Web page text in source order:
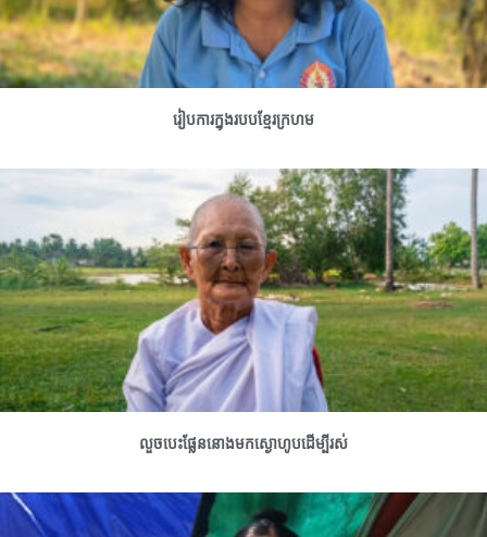
រៀបការក្នុងរបបខ្មែរក្រហម
លួចបេះផ្លែននោងមកស្ងោហូបដើម្បីរស់